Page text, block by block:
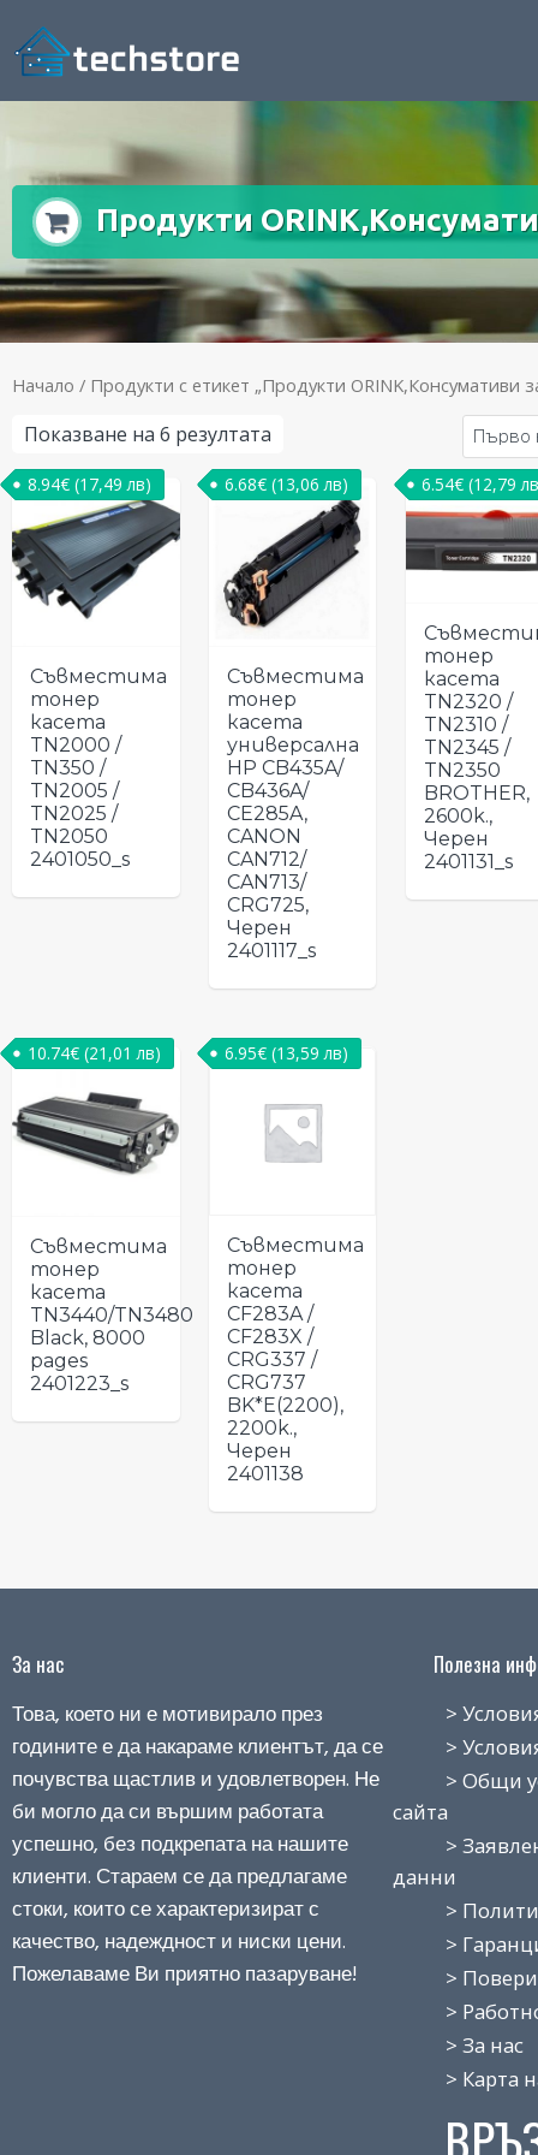
Продукти
Начало / Продукти с етикет „Продукти ORINK,Консумативи
Показване на 6 резултата
Съвместима
тонер
касета
TN2000 /
TN350 /
TN2005 /
TN2025 /
TN2050
2401050_s
8.94€ (17,49 лв)
Съвместима
тонер
касета
универсална
HP CB435A/
CB436A/
CE285A,
CANON
CAN712/
CAN713/
CRG725,
Черен
2401117_s
6.68€ (13,06 лв)
тонер
касета
TN2320 /
TN2310 /
TN2345 /
TN2350
BROTHER,
2600k.,
Черен
2401131_s
6.54€ (12,79
Съвместима
тонер
касета
TN3440/TN3480
Black, 8000
pages
2401223_s
10.74€ (21,01 лв)
Съвместима
тонер
касета
CF283A /
CF283X /
CRG337 /
CRG737
BK*E(2200),
2200k.,
Черен
2401138
6.95€ (13,59 лв)
За нас
Това, което ни е мотивирало през
годините е да накараме клиентът, да се
почувства щастлив и удовлетворен. Не
би могло да си вършим работата
успешно, без подкрепата на нашите
клиенти. Стараем се да предлагаме
стоки, които се характеризират с
качество, надеждност и ниски цени.
Пожелаваме Ви приятно пазаруване!
Полезна
> Условия
> Условия
> Общи
сайта
>
данни
>
>
>
> Работно
> За нас
> Карта на